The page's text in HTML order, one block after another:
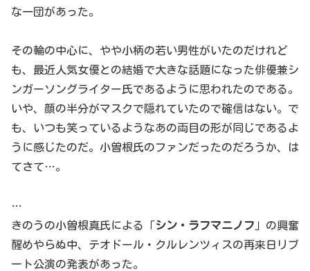
な一団があった。
その輪の中心に、やや小柄の若い男性がいたのだけれど
も、最近人気女優との結婚で大きな話題になった俳優兼シ
ンガーソングライター氏であるように思われたのである。
いや、顔の半分がマスクで隠れていたので確信はない。で
も、いつも笑っているようなあの両目の形が同じであるよ
うに感じたのだ。小曽根氏のファンだったのだろうか、は
てさて…。
…
きのうの小曽根真氏による「シン・ラフマニノフ 」の興奮
醒めやらぬ中、テオドール・クルレンツィスの再来日リブ
ート公演の発表があった。